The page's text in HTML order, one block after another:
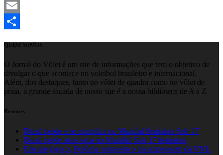
Mastodon
Email
QUEM SOMOS
O Jornal do Vôlei é um site de informações que tem o objetivo de
divulgar o que acontece no voleibol brasileiro e internacional.
Além, dos destaques, tanto no vôlei de quadra como no vôlei de
praia, a grande sacada de nosso site é a nossa biblioteca de A a Z
Recentes
Brasil perde e se complica no Mundial feminino Sub 17
Brasil perde mais uma no Mundial Sub 17 feminino
Em um jogaço, Polônia conquista o tricampeonato da VNL